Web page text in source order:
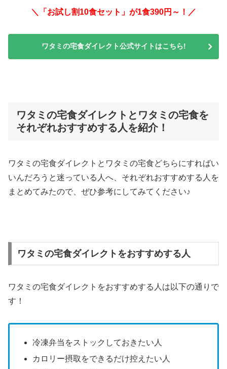
＼「お試し割10食セット」が1食390円～！／
ワタミの宅食ダイレクト公式サイトはこちら!
ワタミの宅食ダイレクトとワタミの宅食を
それぞれおすすめする人を紹介！
ワタミの宅食ダイレクトとワタミの宅食どちらにすればい
いんだろうと迷っている人へ、それぞれおすすめする人を
まとめてみたので、ぜひ参考にしてみてください♪
ワタミの宅食ダイレクトをおすすめする人
ワタミの宅食ダイレクトをおすすめする人は以下の通りで
す！
冷凍弁当をストックしておきたい人
カロリー摂取をできるだけ控えたい人